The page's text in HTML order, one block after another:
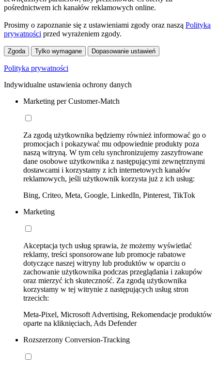
pośrednictwem ich kanałów reklamowych online.
Prosimy o zapoznanie się z ustawieniami zgody oraz naszą Polityką
prywatności przed wyrażeniem zgody.
Zgoda Tylko wymagane Dopasowanie ustawień
Polityka prywatności
Indywidualne ustawienia ochrony danych
Marketing per Customer-Match
Za zgodą użytkownika będziemy również informować go o
promocjach i pokazywać mu odpowiednie produkty poza
naszą witryną. W tym celu synchronizujemy zaszyfrowane
dane osobowe użytkownika z następującymi zewnętrznymi
dostawcami i korzystamy z ich internetowych kanałów
reklamowych, jeśli użytkownik korzysta już z ich usług:
Bing, Criteo, Meta, Google, LinkedIn, Pinterest, TikTok
Marketing
Akceptacja tych usług sprawia, że możemy wyświetlać
reklamy, treści sponsorowane lub promocje rabatowe
dotyczące naszej witryny lub produktów w oparciu o
zachowanie użytkownika podczas przeglądania i zakupów
oraz mierzyć ich skuteczność. Za zgodą użytkownika
korzystamy w tej witrynie z następujących usług stron
trzecich:
Meta-Pixel, Microsoft Advertising, Rekomendacje produktów
oparte na kliknięciach, Ads Defender
Rozszerzony Conversion-Tracking